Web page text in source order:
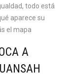
todo está
aparece su
el mapa
A